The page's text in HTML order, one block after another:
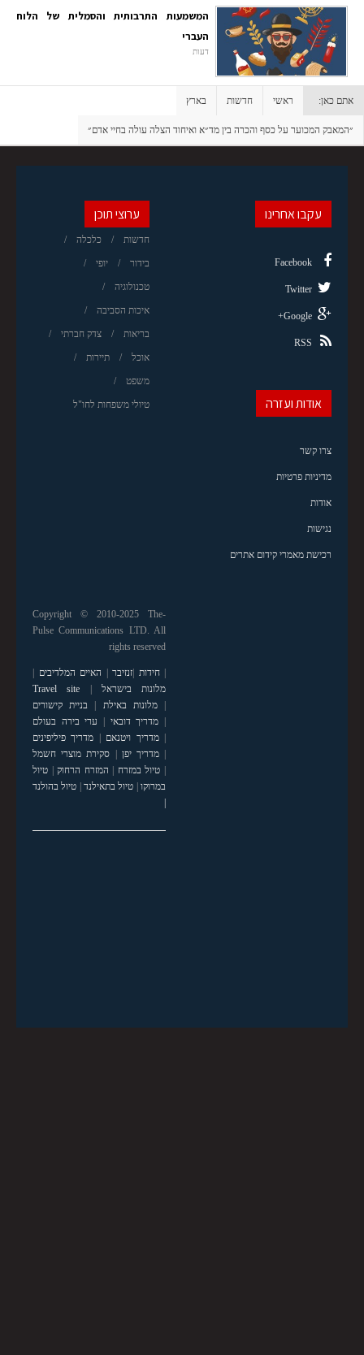
המשמעות התרבותית והסמלית של הלוח
העברי
דעות
אתם כאן: ראשי חדשות בארץ
״המאבק המכוער על כסף והכרה בין מד״א ואיחוד הצלה עולה בחיי אדם״
ערוצי תוכן
חדשות כלכלה
בידור יופי
טכנולוגיה
איכות הסביבה
בריאות צדק חברתי
אוכל תיירות
משפט
טיולי משפחות לחו"ל
עקבו אחרינו
Facebook
Twitter
Google+
RSS
אודות ועזרה
צרו קשר
מדיניות פרטיות
אודות
נגישות
רכישת מאמרי קידום אתרים
Copyright © 2010-2025 The-
Pulse Communications LTD. All
rights reserved
|חידות |זנזיבר | האיים המלדיבים |
מלונות בישראל |
Travel site
|מלונות באילת | בניית קישורים
| מדריך דובאי | ערי בירה בעולם
|מדריך ויטנאם | מדריך פיליפינים
|מדריך יפן | סקירת מוצרי חשמל
| טיול במזרח | המזרח הרחוק| טיול
במרוקו| טיול בתאילנד| טיול בהולנד
|